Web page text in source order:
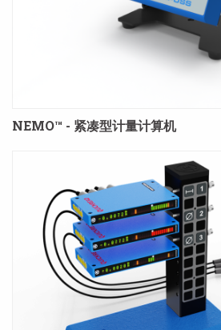
NEMO™ - 紧凑型计量计算机